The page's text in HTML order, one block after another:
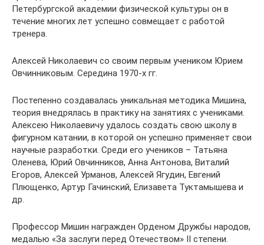
Петербургской академии физической культуры он в
течение многих лет успешно совмещает с работой
тренера.
Алексей Николаевич со своим первым учеником Юрием
Овчинниковым. Середина 1970-х гг.
Постепенно создавалась уникальная методика Мишина,
теория внедрялась в практику на занятиях с учениками.
Алексею Николаевичу удалось создать свою школу в
фигурном катании, в которой он успешно применяет свои
научные разработки. Среди его учеников – Татьяна
Оленева, Юрий Овчинников, Анна Антонова, Виталий
Егоров, Алексей Урманов, Алексей Ягудин, Евгений
Плющенко, Артур Гачинский, Елизавета Туктамышева и
др.
Профессор Мишин награжден Орденом Дружбы народов,
медалью «За заслуги перед Отечеством» II степени.